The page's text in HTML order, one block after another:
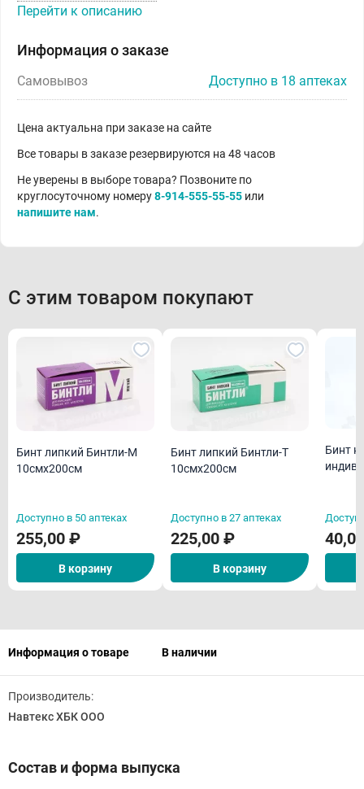
Перейти к описанию
Информация о заказе
Самовывоз Доступно в 18 аптеках
Цена актуальна при заказе на сайте
Все товары в заказе резервируются на 48 часов
Не уверены в выборе товара? Позвоните по
круглосуточному номеру8-914-555-55-55 или
напишите нам.
С этим товаром покупают
Бинт липкий Бинтли-М
10смх200см
Доступно в 50 аптеках
255,00 ₽
В корзину
Бинт липкий Бинтли-Т
10смх200см
Доступно в 27 аптеках
225,00 ₽
В корзину
Бинт
Информация о товаре В наличии
Производитель:
Навтекс ХБК ООО
Состав и форма выпуска